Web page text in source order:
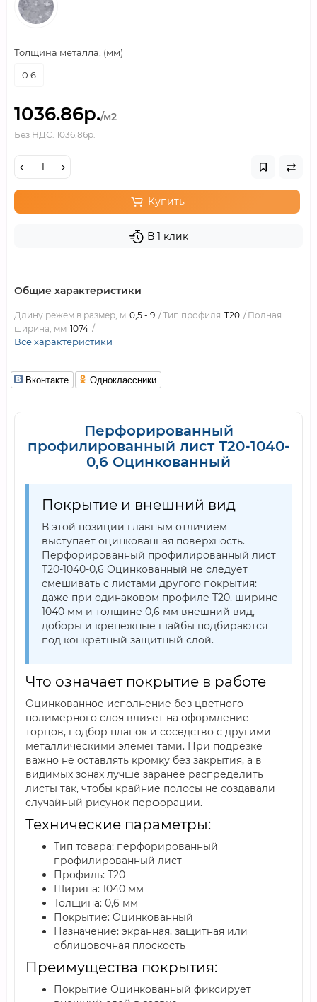
Толщина металла, (мм)
0.6
1036.86р./м2
Без НДС: 1036.86р.
Купить
В 1 клик
Общие характеристики
Длину режем в размер, м 0,5 - 9 Тип профиля Т20
Полная
ширина, мм 1074
Все характеристики
Вконтакте Одноклассники
Перфорированный
профилированный лист Т20-1040-
0,6 Оцинкованный
Покрытие и внешний вид
В этой позиции главным отличием
выступает оцинкованная поверхность.
Перфорированный профилированный лист
Т20-1040-0,6 Оцинкованный не следует
смешивать с листами другого покрытия:
даже при одинаковом профиле Т20, ширине
1040 мм и толщине 0,6 мм внешний вид,
доборы и крепежные шайбы подбираются
под конкретный защитный слой.
Что означает покрытие в работе
Оцинкованное исполнение без цветного
полимерного слоя влияет на оформление
торцов, подбор планок и соседство с другими
металлическими элементами. При подрезке
важно не оставлять кромку без закрытия, а в
видимых зонах лучше заранее распределить
листы так, чтобы крайние полосы не создавали
случайный рисунок перфорации.
Технические параметры:
Тип товара: перфорированный
профилированный лист
Профиль: Т20
Ширина: 1040 мм
Толщина: 0,6 мм
Покрытие: Оцинкованный
Назначение: экранная, защитная или
облицовочная плоскость
Преимущества покрытия:
Покрытие Оцинкованный фиксирует